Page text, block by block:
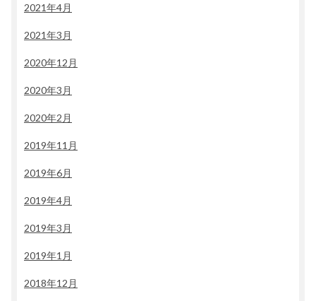
2021年4月
2021年3月
2020年12月
2020年3月
2020年2月
2019年11月
2019年6月
2019年4月
2019年3月
2019年1月
2018年12月